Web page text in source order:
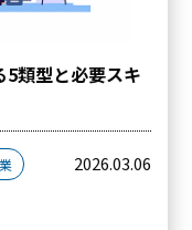
5類型と必要スキ
2026.03.06